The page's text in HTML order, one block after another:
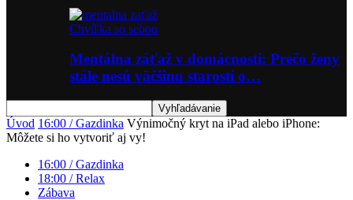
Chvíľka so sebou
Mentálna záťaž v domácnosti: Prečo ženy
stále nesú väčšinu starostí o…
Úvod 16:00 / Gazdinka Výnimočný kryt na iPad alebo iPhone:
Môžete si ho vytvoriť aj vy!
16:00 / Gazdinka
18:00 / Relax
Zábava